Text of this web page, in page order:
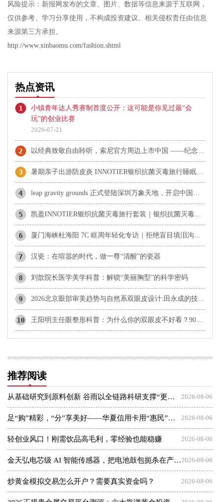
风险提示：新报网发布的文章、图片、数据等信息来源于互联网，
仅供参考、学习分享使用，不构成投资建议。相关侵权责任由信息
来源第三方承担。
http://www.xinbaomu.com/fashion.shtml
热点资讯
1
小镇青年达人秀赛制首度公开：这可能是你见过最“会
玩”的创业比赛
2026-07-21
2 以经典致敬自由聆听，索尼官方周边上市中国 ——纪念Walkman®诞生47周年，重温80年代音乐文化与复古美学
3 暑期亲子出游防皮炎 INNOTIER银织抗菌灭毒旅行睡眠套装防护指南
4 leap gravity grounds 正式登陆深圳万象天地，开启中国首秀
5 凯盈INNOTIER银织抗菌灭毒旅行套装｜银织抗菌灭毒出行防护首选
6 厦门海峡杜海阳 7C 眶周年轻化专访｜拒绝盲目填泪沟，避开发面眼、丁达尔透光陷阱
7 汉瓷：在喧嚣的时代，做一尊“清醒”的瓷器
8 刘歆院长医学美学科普：解锁“美丽胸型”的科学密码
9 2026北京眼部审美趋势与自然系双眼皮设计:田永成的技术体系与行业积淀
10 王阳明主任眼整形科普：为什么你的双眼皮不好看？90%的人踩了这5个坑
推荐阅读
2026-08-06
从基础研究到原料创新 谷雨以全链路科研支撑“更适合中国人”理念
2026-08-06
足“购”精彩，“分”享美好——华夏信用卡用“惠民”点亮夏日消费
2026-08-06
轻创业风口！刚需饮品高毛利，零经验也能稳赚
2026-08-06
金天弘电芯级 AI 智能传感器，把电池鼓包扼杀在产气之初
2026-08-06
炒黄金模拟交易怎么开户？需要真实资金吗？